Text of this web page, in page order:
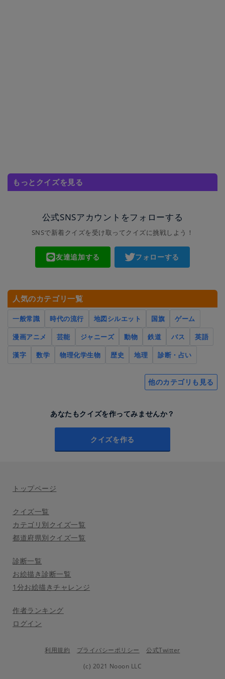
もっとクイズを見る
公式SNSアカウントをフォローする
SNSで新着クイズを受け取ってクイズに挑戦しよう！
友達追加する フォローする
人気のカテゴリ一覧
一般常識 時代の流行 地図シルエット 国旗
ゲーム
漫画アニメ
芸能 ジャニーズ 動物 鉄道 バス
英語
漢字
数学 物理化学生物 歴史 地理 診断・占い
他のカテゴリも見る
あなたもクイズを作ってみませんか？
クイズを作る
トップページ
クイズ一覧
カテゴリ別クイズ一覧
都道府県別クイズ一覧
診断一覧
お絵描き診断一覧
1分お絵描きチャレンジ
作者ランキング
ログイン
利用規約 プライバシーポリシー
公式Twitter
(c) 2021 Nooon LLC